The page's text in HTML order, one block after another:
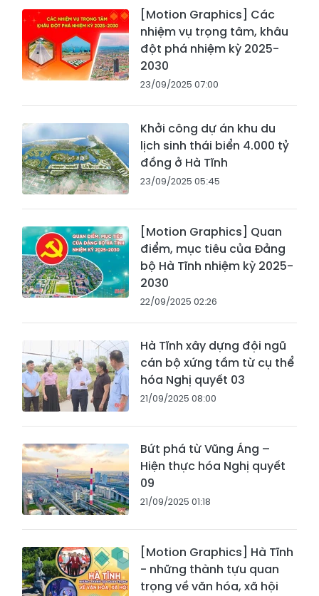
[Motion Graphics] Các
nhiệm vụ trọng tâm, khâu
đột phá nhiệm kỳ 2025-
2030
23/09/2025 07:00
Khởi công dự án khu du
lịch sinh thái biển 4.000 tỷ
đồng ở Hà Tĩnh
23/09/2025 05:45
[Motion Graphics] Quan
điểm, mục tiêu của Đảng
bộ Hà Tĩnh nhiệm kỳ 2025-
2030
22/09/2025 02:26
Hà Tĩnh xây dựng đội ngũ
cán bộ xứng tầm từ cụ thể
hóa Nghị quyết 03
21/09/2025 08:00
Bứt phá từ Vũng Áng –
Hiện thực hóa Nghị quyết
09
21/09/2025 01:18
[Motion Graphics] Hà Tĩnh
- những thành tựu quan
trọng về văn hóa, xã hội